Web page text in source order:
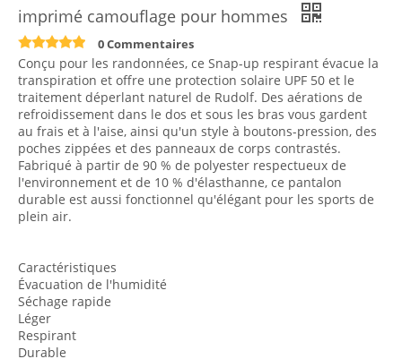
imprimé camouflage pour hommes
0 Commentaires
Conçu pour les randonnées, ce Snap-up respirant évacue la
transpiration et offre une protection solaire UPF 50 et le
traitement déperlant naturel de Rudolf. Des aérations de
refroidissement dans le dos et sous les bras vous gardent
au frais et à l'aise, ainsi qu'un style à boutons-pression, des
poches zippées et des panneaux de corps contrastés.
Fabriqué à partir de 90 % de polyester respectueux de
l'environnement et de 10 % d'élasthanne, ce pantalon
durable est aussi fonctionnel qu'élégant pour les sports de
plein air.
Caractéristiques
Évacuation de l'humidité
Séchage rapide
Léger
Respirant
Durable